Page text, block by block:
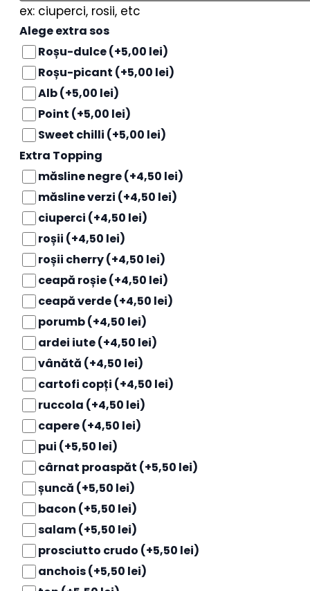
ex: ciuperci, rosii, etc
Alege extra sos
Roșu-dulce(+5,00 lei)
Roșu-picant (+5,00 lei)
Alb(+5,00 lei)
Point (+5,00 lei)
Sweet chilli (+5,00 lei)
Extra Topping
măsline negre(+4,50 lei)
măsline verzi (+4,50 lei)
ciuperci (+4,50 lei)
roșii (+4,50 lei)
roșii cherry(+4,50 lei)
ceapă roșie(+4,50 lei)
ceapă verde(+4,50 lei)
porumb(+4,50 lei)
ardei iute(+4,50 lei)
vânătă (+4,50 lei)
cartofi copți (+4,50 lei)
ruccola (+4,50 lei)
capere(+4,50 lei)
pui (+5,50 lei)
cârnat proaspăt (+5,50 lei)
șuncă (+5,50 lei)
bacon (+5,50 lei)
salam(+5,50 lei)
prosciutto crudo (+5,50 lei)
anchois(+5,50 lei)